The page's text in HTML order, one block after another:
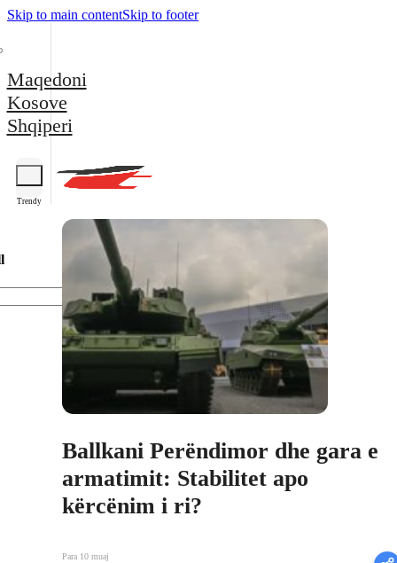
Skip to main contentSkip to footer
Maqedoni
Kosove
Shqiperi
Trendy
Ballkani Perëndimor dhe gara e
armatimit: Stabilitet apo
kërcënim i ri?
Para 10 muaj